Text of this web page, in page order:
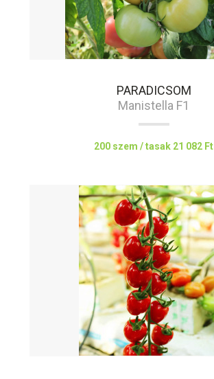
PARADICSOM
Manistella F1
200 szem / tasak 21 082 Ft